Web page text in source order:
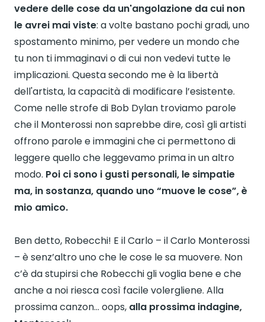
vedere delle cose da un'angolazione da cui non
le avrei mai viste: a volte bastano pochi gradi, uno
spostamento minimo, per vedere un mondo che
tu non ti immaginavi o di cui non vedevi tutte le
implicazioni. Questa secondo me è la libertà
dell'artista, la capacità di modificare l’esistente.
Come nelle strofe di Bob Dylan troviamo parole
che il Monterossi non saprebbe dire, così gli artisti
offrono parole e immagini che ci permettono di
leggere quello che leggevamo prima in un altro
modo. Poi ci sono i gusti personali, le simpatie
ma, in sostanza, quando uno “muove le cose”, è
mio amico.
Ben detto, Robecchi! E il Carlo – il Carlo Monterossi
– è senz’altro uno che le cose le sa muovere. Non
c’è da stupirsi che Robecchi gli voglia bene e che
anche a noi riesca così facile volergliene. Alla
prossima canzon… oops, alla prossima indagine,